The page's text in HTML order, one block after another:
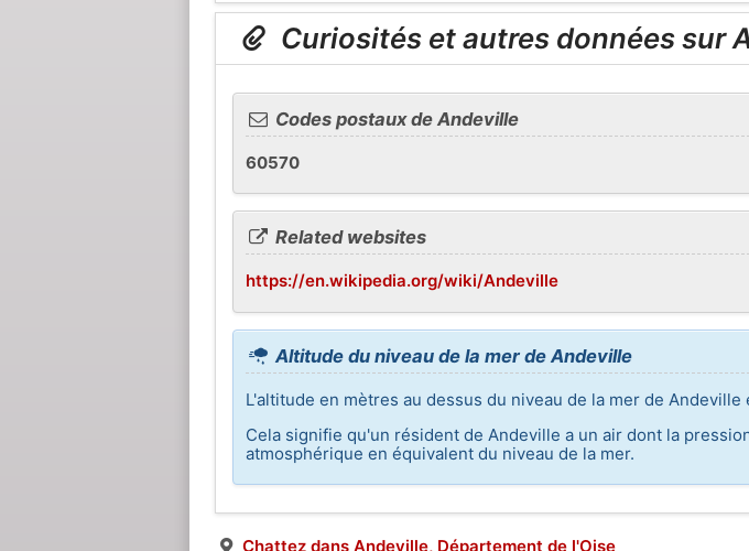
Curiosités et autres données sur
Codes postaux de Andeville
60570
Related websites
https://en.wikipedia.org/wiki/Andeville
Altitude du niveau de la mer de Andeville
L'altitude en mètres au dessus du niveau de la mer de Andeville
Cela signifie qu'un résident de Andeville a un air dont la
atmosphérique en équivalent du niveau de la mer.
Chattez dans Andeville, Département de l'Oise